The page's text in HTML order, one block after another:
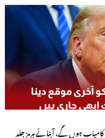
ہوں گے، آبنائے ہرمز جلد